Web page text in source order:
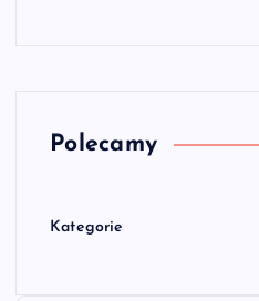
Polecamy
Kategorie